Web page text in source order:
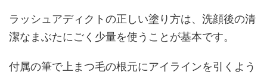
ラッシュアディクトの正しい塗り方は、洗顔後の清
潔なまぶたにごく少量を使うことが基本です。
付属の筆で上まつ毛の根元にアイラインを引くよう